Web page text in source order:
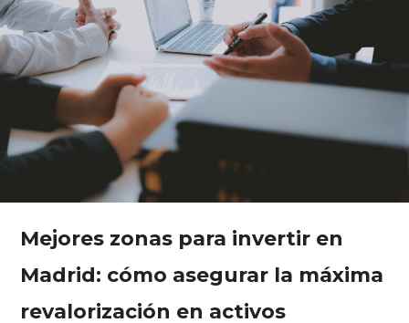
Mejores zonas para invertir en
Madrid: cómo asegurar la máxima
revalorización en activos